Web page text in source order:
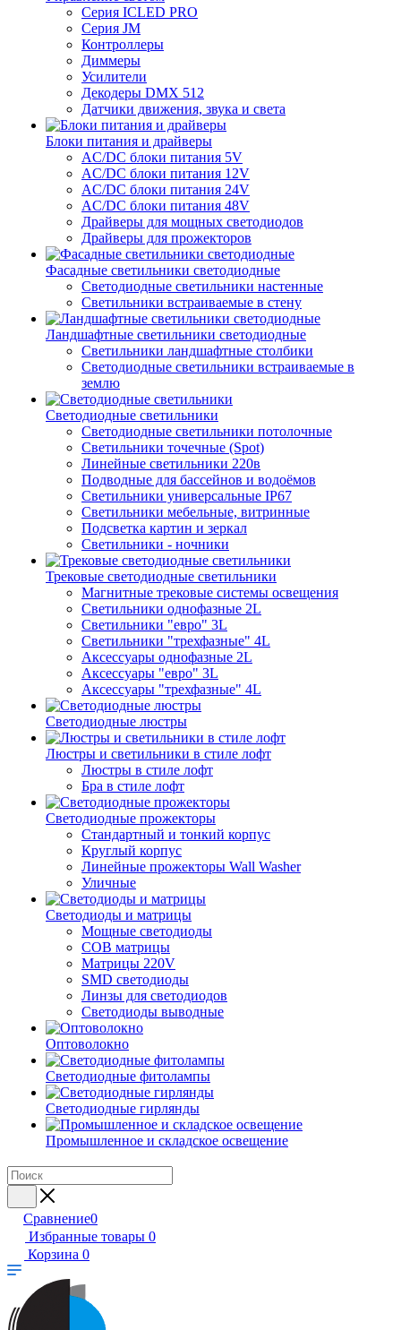
Серия ICLED PRO
Серия JM
Контроллеры
Диммеры
Усилители
Декодеры DMX 512
Датчики движения, звука и света
Блоки питания и драйверы
AC/DC блоки питания 5V
AC/DC блоки питания 12V
AC/DC блоки питания 24V
AC/DC блоки питания 48V
Драйверы для мощных светодиодов
Драйверы для прожекторов
Фасадные светильники светодиодные
Светодиодные светильники настенные
Светильники встраиваемые в стену
Ландшафтные светильники светодиодные
Светильники ландшафтные столбики
Светодиодные светильники встраиваемые в
землю
Светодиодные светильники
Светодиодные светильники потолочные
Светильники точечные (Spot)
Линейные светильники 220в
Подводные для бассейнов и водоёмов
Светильники универсальные IP67
Светильники мебельные, витринные
Подсветка картин и зеркал
Светильники - ночники
Трековые светодиодные светильники
Магнитные трековые системы освещения
Светильники однофазные 2L
Светильники "евро" 3L
Светильники "трехфазные" 4L
Аксессуары однофазные 2L
Аксессуары "евро" 3L
Аксессуары "трехфазные" 4L
Светодиодные люстры
Люстры и светильники в стиле лофт
Люстры в стиле лофт
Бра в стиле лофт
Светодиодные прожекторы
Стандартный и тонкий корпус
Круглый корпус
Линейные прожекторы Wall Washer
Уличные
Светодиоды и матрицы
Мощные светодиоды
COB матрицы
Матрицы 220V
SMD светодиоды
Линзы для светодиодов
Светодиоды выводные
Оптоволокно
Светодиодные фитолампы
Светодиодные гирлянды
Промышленное и складское освещение
Сравнение0
Избранные товары 0
Корзина 0